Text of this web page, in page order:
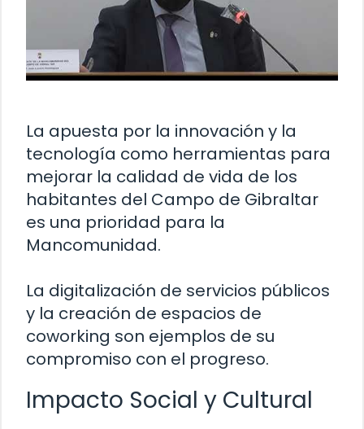
La apuesta por la innovación y la
tecnología como herramientas para
mejorar la calidad de vida de los
habitantes del Campo de Gibraltar
es una prioridad para la
Mancomunidad.
La digitalización de servicios públicos
y la creación de espacios de
coworking son ejemplos de su
compromiso con el progreso.
Impacto Social y Cultural